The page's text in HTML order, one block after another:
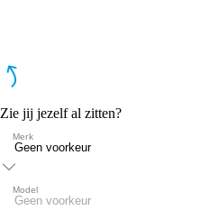
Zie jij jezelf al zitten?
Merk
Model